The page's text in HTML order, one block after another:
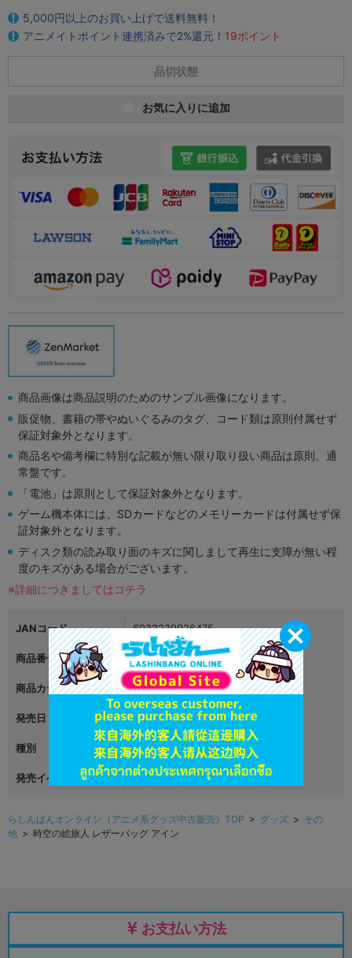
5,000円以上のお買い上げで送料無料！
アニメイトポイント連携済みで2%還元！ 19ポイント
品切状態
お気に入りに追加
商品画像は商品説明のためのサンプル画像になります。
販促物、書籍の帯やぬいぐるみのタグ、コード類は原則付属せず
保証対象外となります。
商品名や備考欄に特別な記載が無い限り取り扱い商品は原則、通
常盤です。
「電池」は原則として保証対象外となります。
ゲーム機本体には、SDカードなどのメモリーカードは付属せず保
証対象外となります。
ディスク類の読み取り面のキズに関しまして再生に支障が無い程
度のキズがある場合がございます。
※詳細につきましてはコチラ
JANコード 6932230926475
商品番号 L06504092
商品カテゴリ グッズ
発売日
種別 その他
発売イベント
らしんばんオンライン（アニメ系グッズ中古販売）TOP > グッズ > その
他 > 時空の絵旅人 レザーバッグ アイン
お支払い方法